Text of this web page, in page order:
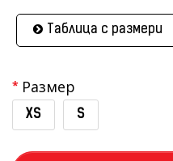
Таблица с размери
Размер
XS S